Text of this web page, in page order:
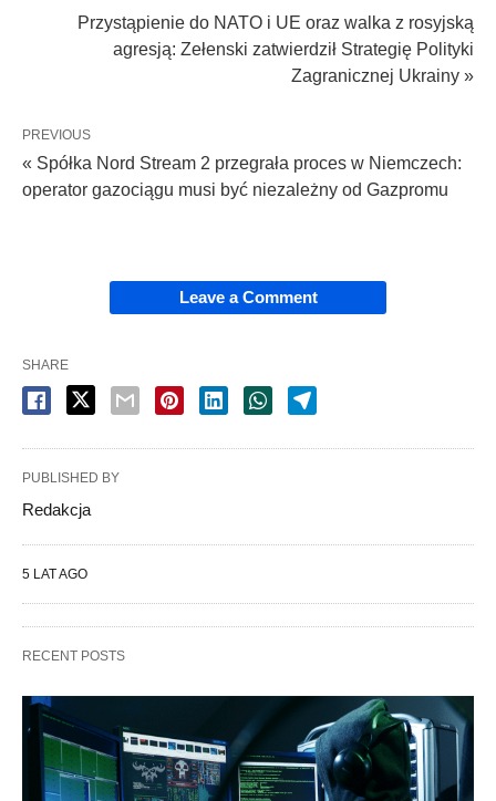
Przystąpienie do NATO i UE oraz walka z rosyjską
agresją: Zełenski zatwierdził Strategię Polityki
Zagranicznej Ukrainy »
PREVIOUS
« Spółka Nord Stream 2 przegrała proces w Niemczech:
operator gazociągu musi być niezależny od Gazpromu
Leave a Comment
SHARE
PUBLISHED BY
Redakcja
5 LAT AGO
RECENT POSTS